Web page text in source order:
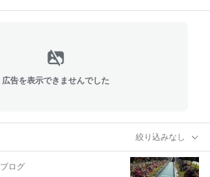
広告を表示できませんでした
絞り込みなし
ブログ